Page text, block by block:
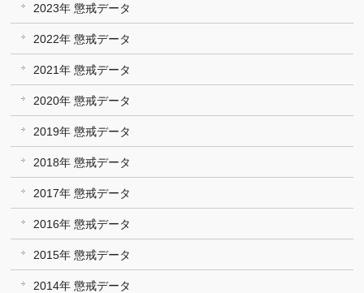
2023年 懲戒データ
2022年 懲戒データ
2021年 懲戒データ
2020年 懲戒データ
2019年 懲戒データ
2018年 懲戒データ
2017年 懲戒データ
2016年 懲戒データ
2015年 懲戒データ
2014年 懲戒データ